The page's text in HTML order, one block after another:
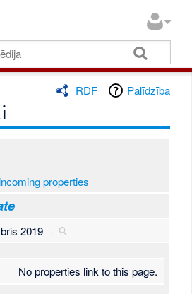
RDF Palīdzība
properties
2019 +
No properties link to this page.